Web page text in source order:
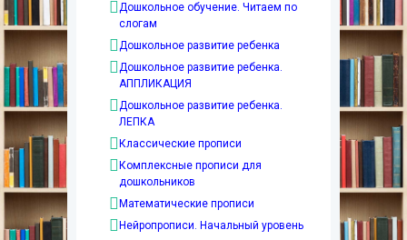
Дошкольное обучение. Читаем по
слогам
Дошкольное развитие ребенка
Дошкольное развитие ребенка.
АППЛИКАЦИЯ
Дошкольное развитие ребенка.
ЛЕПКА
Классические прописи
Комплексные прописи для
дошкольников
Математические прописи
Нейропрописи. Начальный уровень